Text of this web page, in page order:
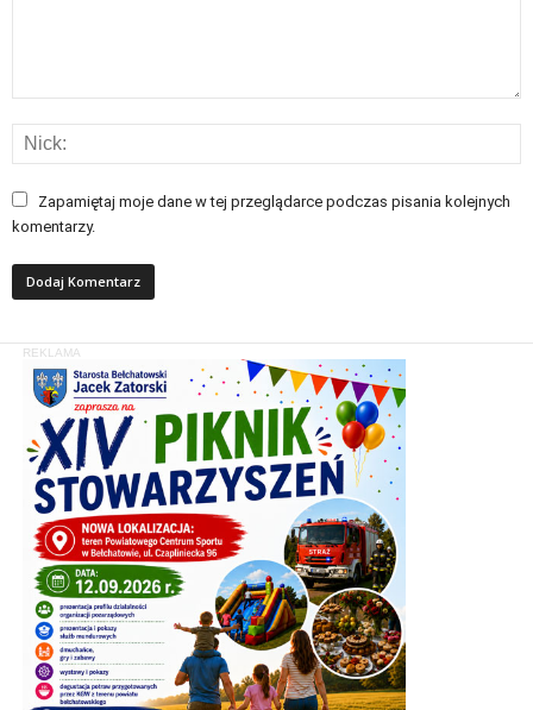
Zapamiętaj moje dane w tej przeglądarce podczas pisania kolejnych
komentarzy.
REKLAMA